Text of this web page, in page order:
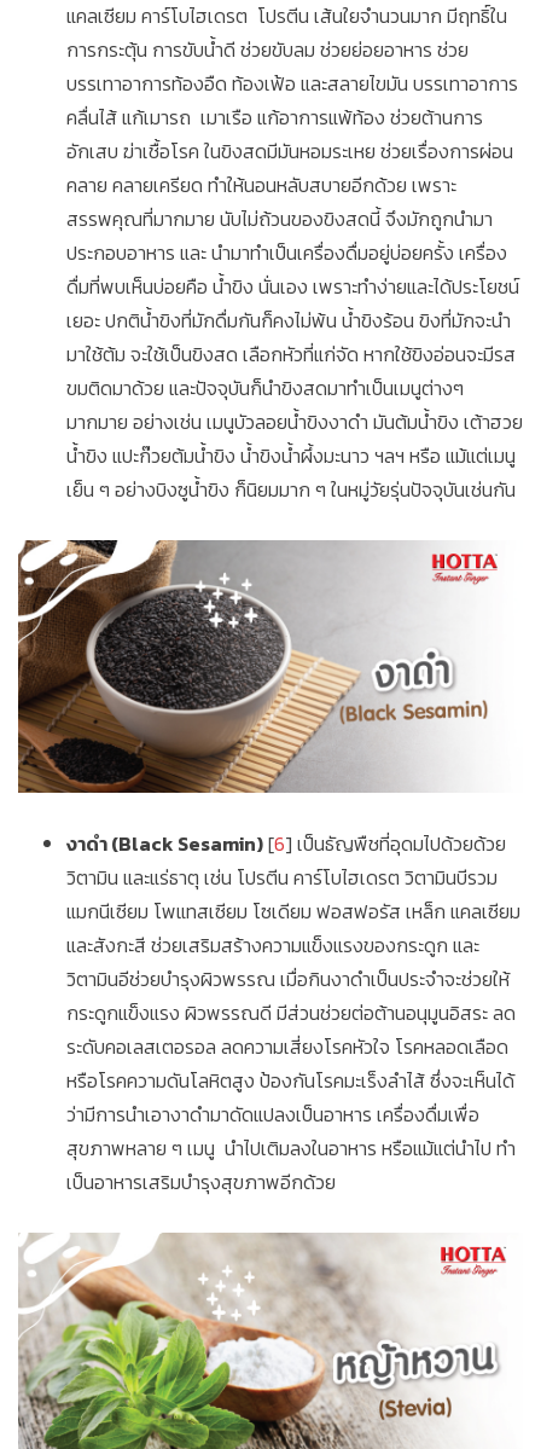
แคลเซียม คาร์โบไฮเดรต โปรตีน เส้นใยจำนวนมาก มีฤทธิ์ใน
การกระตุ้น การขับน้ำดี ช่วยขับลม ช่วยย่อยอาหาร ช่วย
บรรเทาอาการท้องอืด ท้องเฟ้อ และสลายไขมัน บรรเทาอาการ
คลื่นไส้ แก้เมารถ เมาเรือ แก้อาการแพ้ท้อง ช่วยต้านการ
อักเสบ ฆ่าเชื้อโรค ในขิงสดมีมันหอมระเหย ช่วยเรื่องการผ่อน
คลาย คลายเครียด ทำให้นอนหลับสบายอีกด้วย เพราะ
สรรพคุณที่มากมาย นับไม่ถ้วนของขิงสดนี้ จึงมักถูกนำมา
ประกอบอาหาร และ นำมาทำเป็นเครื่องดื่มอยู่บ่อยครั้ง เครื่อง
ดื่มที่พบเห็นบ่อยคือ น้ำขิง นั่นเอง เพราะทำง่ายและได้ประโยชน์
เยอะ ปกติน้ำขิงที่มักดื่มกันก็คงไม่พ้น น้ำขิงร้อน ขิงที่มักจะนำ
มาใช้ต้ม จะใช้เป็นขิงสด เลือกหัวที่แก่จัด หากใช้ขิงอ่อนจะมีรส
ขมติดมาด้วย และปัจจุบันก็นำขิงสดมาทำเป็นเมนูต่างๆ
มากมาย อย่างเช่น เมนูบัวลอยน้ำขิงงาดำ มันต้มน้ำขิง เต้าฮวย
น้ำขิง แปะก๊วยต้มน้ำขิง น้ำขิงน้ำผึ้งมะนาว ฯลฯ หรือ แม้แต่เมนู
เย็น ๆ อย่างบิงซูน้ำขิง ก็นิยมมาก ๆ ในหมู่วัยรุ่นปัจจุบันเช่นกัน
งาดำ (Black Sesamin)[6] เป็นธัญพืชที่อุดมไปด้วยด้วย
วิตามิน และแร่ธาตุ เช่น โปรตีน คาร์โบไฮเดรต วิตามินบีรวม
แมกนีเซียม โพแทสเซียม โซเดียม ฟอสฟอรัส เหล็ก แคลเซียม
และสังกะสี ช่วยเสริมสร้างความแข็งแรงของกระดูก และ
วิตามินอีช่วยบำรุงผิวพรรณ เมื่อกินงาดำเป็นประจำจะช่วยให้
กระดูกแข็งแรง ผิวพรรณดี มีส่วนช่วยต่อต้านอนุมูนอิสระ ลด
ระดับคอเลสเตอรอล ลดความเสี่ยงโรคหัวใจ โรคหลอดเลือด
หรือโรคความดันโลหิตสูง ป้องกันโรคมะเร็งลำไส้ ซึ่งจะเห็นได้
ว่ามีการนำเอางาดำมาดัดแปลงเป็นอาหาร เครื่องดื่มเพื่อ
สุขภาพหลาย ๆ เมนู นำไปเติมลงในอาหาร หรือแม้แต่นำไป ทำ
เป็นอาหารเสริมบำรุงสุขภาพอีกด้วย